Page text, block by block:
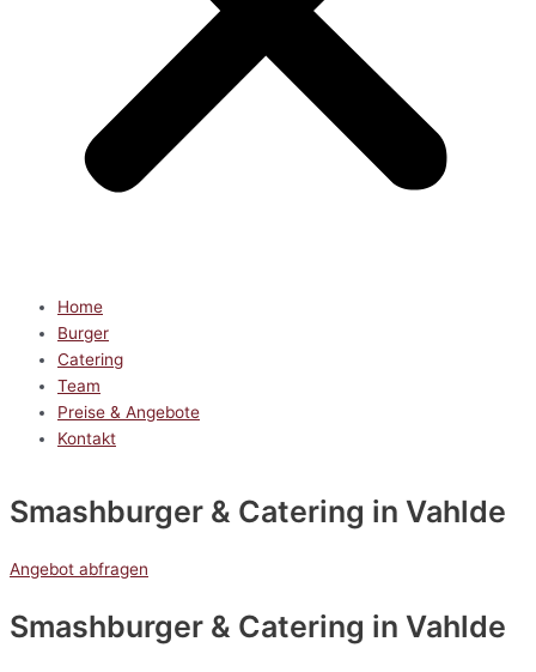
Home
Burger
Catering
Team
Preise & Angebote
Kontakt
Smashburger & Catering in Vahlde
Angebot abfragen
Smashburger & Catering in Vahlde